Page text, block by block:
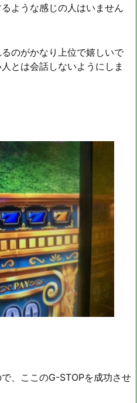
ような感じの人はいません
のがかなり上位で嬉しいで
とは会話しないようにしま
、ここのG-STOPを成功させ